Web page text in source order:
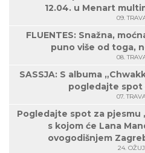
12.04. u Menart
09.
FLUENTES: Snažna,
puno više od toga,
08.
SASSJA: S albuma
pogledajte spot
07.
Pogledajte spot za pjesmu
s kojom će Lana
ovogodišnjem
24.